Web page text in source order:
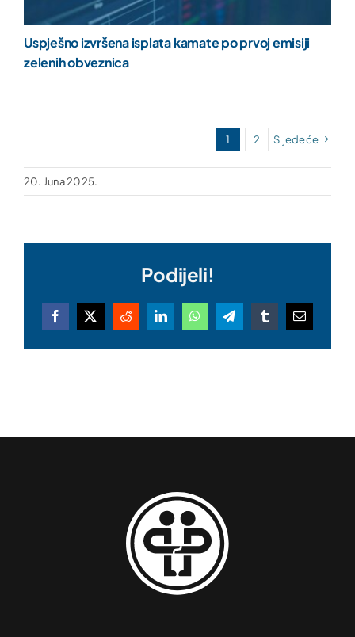
Uspješno izvršena isplata kamate po prvoj emisiji
zelenih obveznica
1 2 Sljedeće
20. Juna 2025.
Podijeli!
Facebook
X RedditLinkedInWhatsAppTelegramTumblrEmail